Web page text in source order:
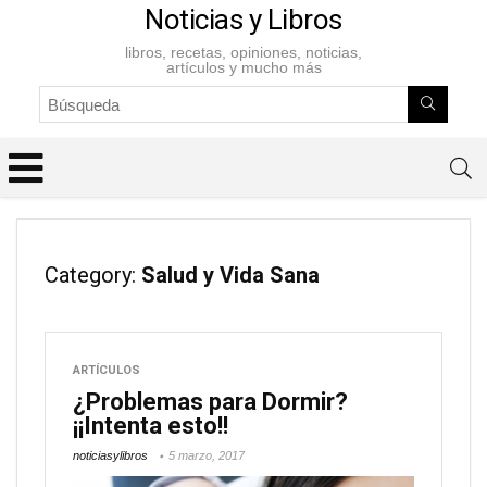
Noticias y Libros
libros, recetas, opiniones, noticias,
artículos y mucho más
Category: Salud y Vida Sana
ARTÍCULOS
¿Problemas para Dormir?
¡¡Intenta esto!!
noticiasylibros 5 marzo, 2017